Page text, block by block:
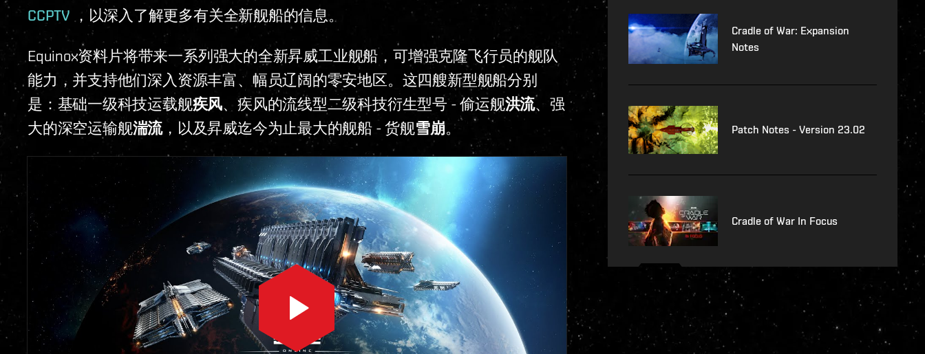
CCPTV ，以深入了解更多有关全新舰船的信息。
Equinox资料片将带来一系列强大的全新昇威工业舰船，可增强克隆飞行员的舰队
能力，并支持他们深入资源丰富、幅员辽阔的零安地区。这四艘新型舰船分别
是：基础一级科技运载舰疾风、疾风的流线型二级科技衍生型号 - 偷运舰洪流、强
大的深空运输舰湍流，以及昇威迄今为止最大的舰船 - 货舰雪崩。
Cradle of War: Expansion
Notes
Patch Notes - Version 23.02
Cradle of War In Focus